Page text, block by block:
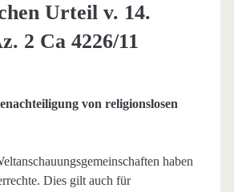
Urteil v. 14.
2 Ca 4226/11
von religionslosen
haben
Dies gilt auch für